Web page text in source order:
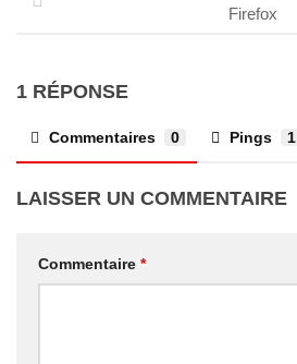
Firefox
1 RÉPONSE
Commentaires 0 Pings 1
LAISSER UN COMMENTAIRE
Commentaire *